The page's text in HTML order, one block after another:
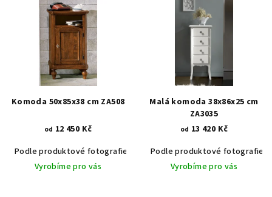
Komoda 50x85x38 cm ZA508
od 12 450 Kč
Podle produktové fotografie
Akát vintage BT1551
Dub světlý
Vyrobíme pro vás
Malá komoda 38x86x25 cm
ZA3035
od 13 420 Kč
Podle produktové fotografie
Vyrobíme pro vás